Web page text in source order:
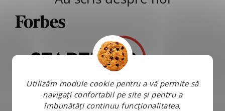
Utilizăm module cookie pentru a vă permite să
navigați confortabil pe site și pentru a
îmbunătăți continuu funcționalitatea,